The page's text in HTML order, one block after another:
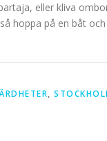
eller kliva
hoppa på en båt
,